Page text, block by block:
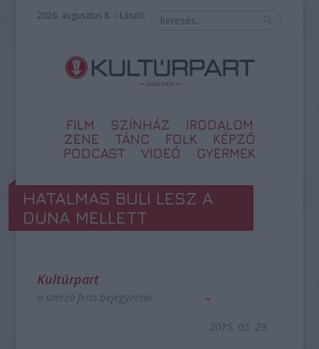
2026. augusztus 8. – László
FILM SZÍNHÁZ
IRODALOM
ZENE
TÁNC FOLK
KÉPZŐ
PODCAST
VIDEÓ GYERMEK
HATALMAS BULI LESZ A
DUNA MELLETT
Kultúrpart
a szerző friss bejegyzései
2015. 05. 29.